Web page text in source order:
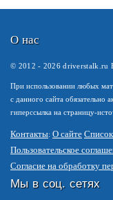
О нас
© 2012 - 2026driverstalk.ru
При использовании любых
с данного сайта обязательно
гиперссылка на страницу-
Контакты О сайте
Пользовательское
Согласие на обработку
Мы в соц. сетях